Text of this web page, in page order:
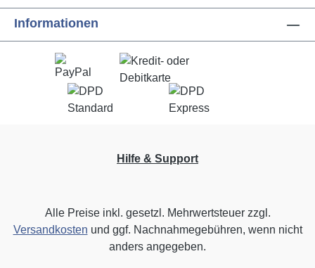
Informationen
Hilfe & Support
Alle Preise inkl. gesetzl. Mehrwertsteuer zzgl.
Versandkosten und ggf. Nachnahmegebühren, wenn nicht
anders angegeben.